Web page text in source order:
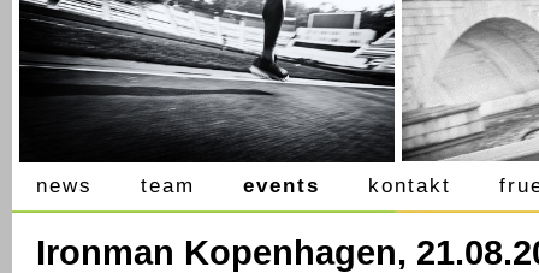
news team events kontakt
Ironman Kopenhagen,